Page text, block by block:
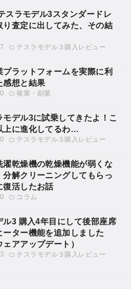
テスラモデル３購入レビュー
スラモデル3スタンダードレ
り査定に出してみた、その結
複業・副業
プラットフォームを実際に利
感想と結果
テスラモデル３購入レビュー
モデル3に試乗してきたよ！こ
上に進化してるわ…
コラム
濯乾燥機の乾燥機能が弱くな
分解クリーニングしてもらっ
復活したお話
テスラモデル３購入レビュー
ル3 購入4年目にして後部座席
ーター機能を追加しました
ェアアップデート）